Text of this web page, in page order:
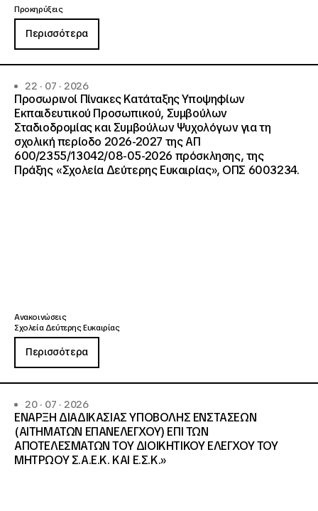
Προκηρύξεις
Περισσότερα
22 · 07 · 2026
Προσωρινοί Πίνακες Κατάταξης Υποψηφίων
Εκπαιδευτικού Προσωπικού, Συμβούλων
Σταδιοδρομίας και Συμβούλων Ψυχολόγων για τη
σχολική περίοδο 2026-2027 της ΑΠ
600/2355/13042/08-05-2026 πρόσκλησης, της
Πράξης «Σχολεία Δεύτερης Ευκαιρίας», ΟΠΣ 6003234.
Ανακοινώσεις
Σχολεία Δεύτερης Ευκαιρίας
Περισσότερα
20 · 07 · 2026
ΕΝΑΡΞΗ ΔΙΑΔΙΚΑΣΙΑΣ ΥΠΟΒΟΛΗΣ ΕΝΣΤΑΣΕΩΝ
(ΑΙΤΗΜΑΤΩΝ ΕΠΑΝΕΛΕΓΧΟΥ) ΕΠΙ ΤΩΝ
ΑΠΟΤΕΛΕΣΜΑΤΩΝ ΤΟΥ ΔΙΟΙΚΗΤΙΚΟΥ ΕΛΕΓΧΟΥ ΤΟΥ
ΜΗΤΡΩΟΥ Σ.Α.Ε.Κ. ΚΑΙ Ε.Σ.Κ.»